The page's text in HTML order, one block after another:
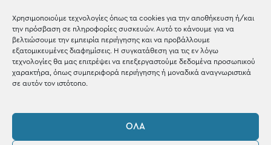
Χρησιμοποιούμε τεχνολογίες όπως τα cookies για την αποθήκευση ή/και
την πρόσβαση σε πληροφορίες συσκευών. Αυτό το κάνουμε για να
βελτιώσουμε την εμπειρία περιήγησης και να προβάλλουμε
εξατομικευμένες διαφημίσεις. Η συγκατάθεση για τις εν λόγω
τεχνολογίες θα μας επιτρέψει να επεξεργαστούμε δεδομένα προσωπικού
χαρακτήρα, όπως συμπεριφορά περιήγησης ή μοναδικά αναγνωριστικά
σε αυτόν τον ιστότοπο.
ΌΛΑ
Μέχρι 30€
Blog
Shop the look